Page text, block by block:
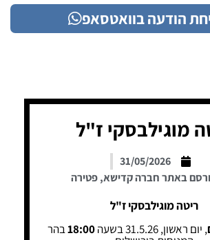
הודעה בוואטסאפ
מוגילבסקי ז"ל
31/05/2026
באתר חברה קדישא,פטירה
ריטה מוגילבסקי ז"ל
, יום ראשון, 31.5.26 בשעה 18:00בהר